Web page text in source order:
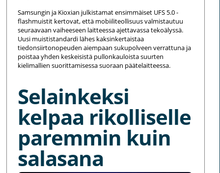
Samsungin ja Kioxian julkistamat ensimmäiset UFS 5.0 -
flashmuistit kertovat, että mobiiliteollisuus valmistautuu
seuraavaan vaiheeseen laitteessa ajettavassa tekoälyssä.
Uusi muististandardi lähes kaksinkertaistaa
tiedonsiirtonopeuden aiempaan sukupolveen verrattuna ja
poistaa yhden keskeisistä pullonkauloista suurten
kielimallien suorittamisessa suoraan päätelaitteessa.
Selainkeksi
kelpaa rikolliselle
paremmin kuin
salasana